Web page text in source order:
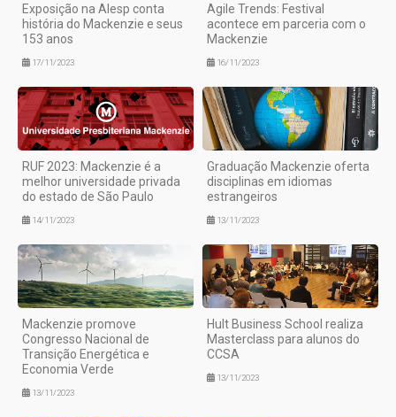
Exposição na Alesp conta
história do Mackenzie e seus
153 anos
17/11/2023
Agile Trends: Festival
acontece em parceria com o
Mackenzie
16/11/2023
RUF 2023: Mackenzie é a
melhor universidade privada
do estado de São Paulo
14/11/2023
Graduação Mackenzie oferta
disciplinas em idiomas
estrangeiros
13/11/2023
Mackenzie promove
Congresso Nacional de
Transição Energética e
Economia Verde
13/11/2023
Hult Business School realiza
Masterclass para alunos do
CCSA
13/11/2023